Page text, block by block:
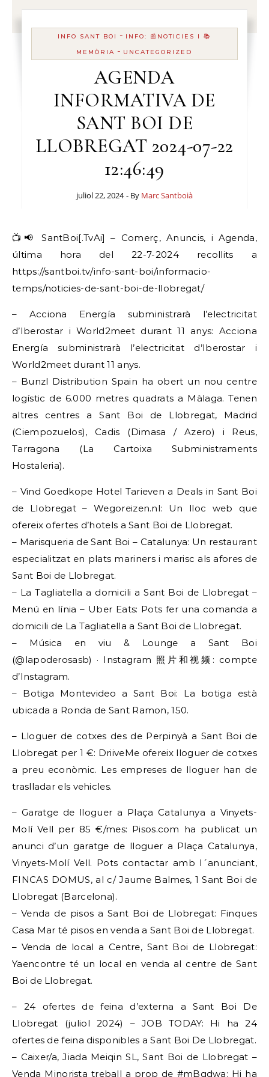
INFO SANT BOI - INFO: 📰NOTICIES I 📚
MEMÒRIA - UNCATEGORIZED
AGENDA
INFORMATIVA DE
SANT BOI DE
LLOBREGAT 2024-07-22
12:46:49
juliol 22, 2024 - By Marc Santboià
📺📢 SantBoi[.TvAi] – Comerç, Anuncis, i Agenda,
última hora del 22-7-2024 recollits a
https://santboi.tv/info-sant-boi/informacio-
temps/noticies-de-sant-boi-de-llobregat/
– Acciona Energía subministrarà l’electricitat
d’Iberostar i World2meet durant 11 anys: Acciona
Energía subministrarà l’electricitat d’Iberostar i
World2meet durant 11 anys.
– Bunzl Distribution Spain ha obert un nou centre
logístic de 6.000 metres quadrats a Màlaga. Tenen
altres centres a Sant Boi de Llobregat, Madrid
(Ciempozuelos), Cadis (Dimasa / Azero) i Reus,
Tarragona (La Cartoixa Subministraments
Hostaleria).
– Vind Goedkope Hotel Tarieven a Deals in Sant Boi
de Llobregat – Wegoreizen.nl: Un lloc web que
ofereix ofertes d’hotels a Sant Boi de Llobregat.
– Marisqueria de Sant Boi – Catalunya: Un restaurant
especialitzat en plats mariners i marisc als afores de
Sant Boi de Llobregat.
– La Tagliatella a domicili a Sant Boi de Llobregat –
Menú en línia – Uber Eats: Pots fer una comanda a
domicili de La Tagliatella a Sant Boi de Llobregat.
– Música en viu & Lounge a Sant Boi
(@lapoderosasb) · Instagram 照片和视频: compte
d’Instagram.
– Botiga Montevideo a Sant Boi: La botiga està
ubicada a Ronda de Sant Ramon, 150.
– Lloguer de cotxes des de Perpinyà a Sant Boi de
Llobregat per 1 €: DriiveMe ofereix lloguer de cotxes
a preu econòmic. Les empreses de lloguer han de
traslladar els vehicles.
– Garatge de lloguer a Plaça Catalunya a Vinyets-
Molí Vell per 85 €/mes: Pisos.com ha publicat un
anunci d’un garatge de lloguer a Plaça Catalunya,
Vinyets-Molí Vell. Pots contactar amb l´anunciant,
FINCAS DOMUS, al c/ Jaume Balmes, 1 Sant Boi de
Llobregat (Barcelona).
– Venda de pisos a Sant Boi de Llobregat: Finques
Casa Mar té pisos en venda a Sant Boi de Llobregat.
– Venda de local a Centre, Sant Boi de Llobregat:
Yaencontre té un local en venda al centre de Sant
Boi de Llobregat.
– 24 ofertes de feina d’externa a Sant Boi De
Llobregat (juliol 2024) – JOB TODAY: Hi ha 24
ofertes de feina disponibles a Sant Boi De Llobregat.
– Caixer/a, Jiada Meiqin SL, Sant Boi de Llobregat –
Venda Minorista treball a prop de #mBgdwa: Hi ha